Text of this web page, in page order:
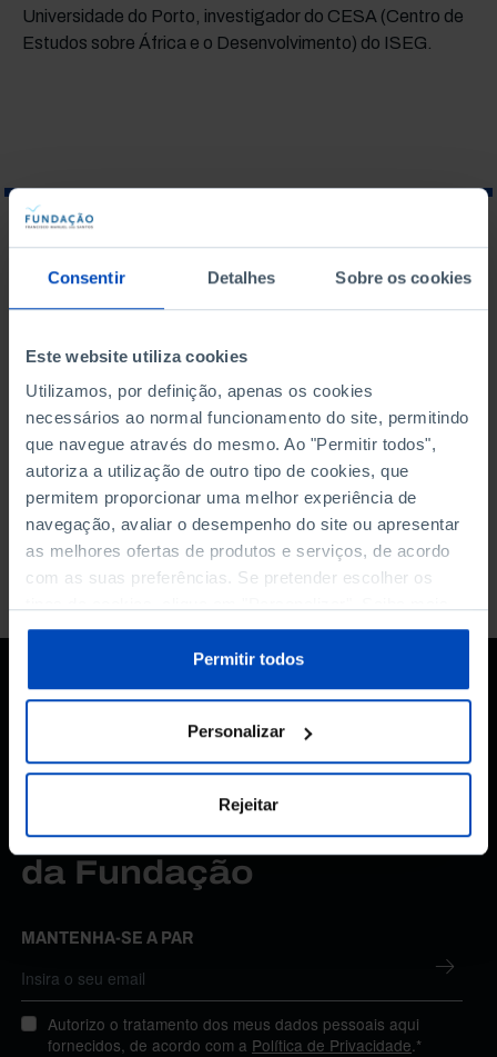
Consentir Detalhes Sobre os cookies
Este website utiliza cookies
Utilizamos, por definição, apenas os cookies
necessários ao normal funcionamento do site, permitindo
que navegue através do mesmo. Ao "Permitir todos",
autoriza a utilização de outro tipo de cookies, que
permitem proporcionar uma melhor experiência de
navegação, avaliar o desempenho do site ou apresentar
as melhores ofertas de produtos e serviços, de acordo
com as suas preferências. Se pretender escolher os
sobre cookies através da gestão de preferências ou da
Política de Cookies.
Permitir todos
Personalizar
Rejeitar
Universidade do Porto, investigador do CESA (Centro de
Estudos sobre África e o Desenvolvimento) do ISEG.
Para pesquisar uma expressão coloque-a entre aspas
Não foram encontrados
resultados para esta
pesquisa.
Subscreva a newsletter
da Fundação
MANTENHA-SE A PAR
Autorizo o tratamento dos meus dados pessoais aqui
fornecidos, de acordo com a Política de Privacidade .*